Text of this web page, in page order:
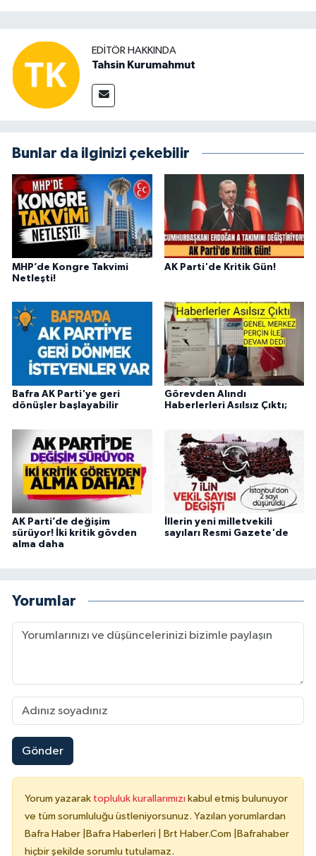
EDITÖR HAKKINDA
Tahsin Kurumahmut
Bunlar da ilginizi çekebilir
MHP’de Kongre Takvimi
Netleşti!
AK Parti'de Kritik Gün!
Bafra AK Parti'ye geri
dönüşler başlayabilir
Görevden Alındı
Haberlerleri Asılsız Çıktı;
AK Parti’de değişim
sürüyor! İki kritik gövden
alma daha
İllerin yeni milletvekili
sayıları Resmi Gazete'de
Yorumlar
Gönder
Yorum yazarak topluluk kurallarımızı kabul etmiş bulunuyor
ve tüm sorumluluğu üstleniyorsunuz. Yazılan yorumlardan
Bafra Haber |Bafra Haberleri | Brt Haber.Com |Bafrahaber
hiçbir şekilde sorumlu tutulamaz.